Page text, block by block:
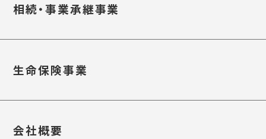
相続・事業承継事業
生命保険事業
会社概要